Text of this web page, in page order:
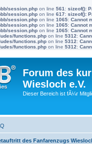
session.php on line 561 : sizeof():
session.php on line 617: sizeof():
session.php on line 1065: Cannot
session.php on line 1065: Cannot
session.php on line 1065: Cannot
functions.php on line 5312:
functions.php on line 5312:
functions.php on line 5312:
Forum des
Wiesloch e.V.
Dieser Bereich ist fÃ¼r
des Fanfarenzugs